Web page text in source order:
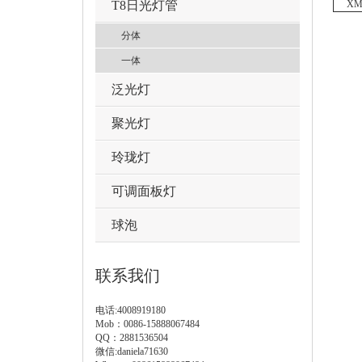
T8日光灯管
分体
一体
泛光灯
聚光灯
玲珑灯
可调面板灯
球泡
联系我们
电话:4008919180
Mob：0086-15888067484
QQ：2881536504
微信:daniela71630